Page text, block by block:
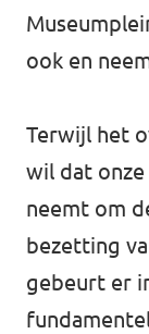
ook en
Terwijl het
wil dat
neemt om
bezetting
gebeurt er